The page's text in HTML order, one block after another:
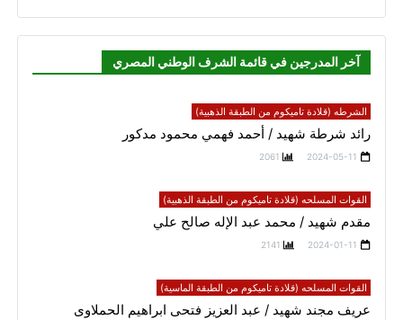
آخر المدرجين في قائمة الشرف الوطني المصري
الشرطه (قلادة تاميكوم من الطبقة الذهبية)
رائد شرطة شهيد / أحمد فهمي محمود مدكور
2024-05-11
2061
القوات المسلحه (قلادة تاميكوم من الطبقة الذهبية)
مقدم شهيد / محمد عبد الإله صالح علي
2024-01-11
2141
القوات المسلحه (قلادة تاميكوم من الطبقة الماسية)
عريف مجند شهيد / عبد العزيز فتحى ابراهيم الحملاوى